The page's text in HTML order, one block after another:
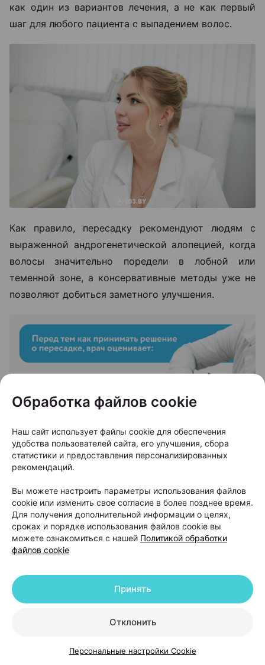
как один из вариантов лечения, а не как первый
шаг для любого пациента с выпадением волос.
Как правило, пересадку рекомендуют людям с
выраженной андрогенетической алопецией, когда
волосы значительно поредели в лобной или
теменной зоне, а консервативные методы уже не
позволяют добиться заметного улучшения.
«Если пациент в течение шести-двенадцати
месяцев использовал наружную терапию и другие
методы лечения, но значимого улучшения не
произошло, тогда можно рассматривать пересадку
волос как следующий этап», —объясняет Ольга
Кудаленкина.
При этом важно понимать: пересадка
Обработка файлов cookie
Наш сайт использует файлы cookie для обеспечения
удобства пользователей сайта, его улучшения, сбора
статистики и предоставления персонализированных
рекомендаций.
Вы можете настроить параметры использования файлов
cookie или изменить свое согласие в более позднее время.
Для получения дополнительной информации о целях,
сроках и порядке использования файлов cookie вы
можете ознакомиться с нашей Политикой обработки
файлов cookie
Отклонить
Принять
Персональные настройки Cookie